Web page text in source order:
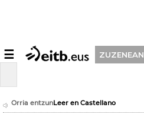
☰ ZUZENEAN
Orria entzunLeer en Castellano